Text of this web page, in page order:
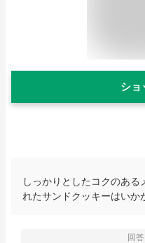
ショ
しっかりとしたコクのあ
れたサンドクッキーはいか
回